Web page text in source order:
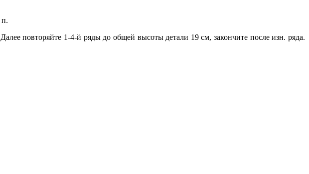
повторяйте 1-4-й ряды до общей высоты детали 19 см, закончите после изн. ряда.